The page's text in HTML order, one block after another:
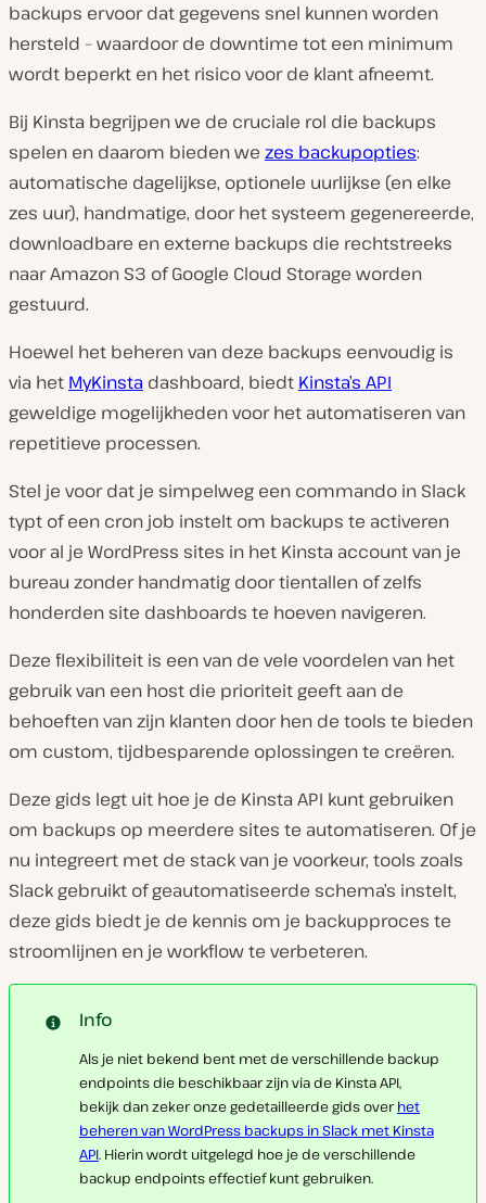
backups ervoor dat gegevens snel kunnen worden
hersteld – waardoor de downtime tot een minimum
wordt beperkt en het risico voor de klant afneemt.
Bij Kinsta begrijpen we de cruciale rol die backups
spelen en daarom bieden we zes backupopties:
automatische dagelijkse, optionele uurlijkse (en elke
zes uur), handmatige, door het systeem gegenereerde,
downloadbare en externe backups die rechtstreeks
naar Amazon S3 of Google Cloud Storage worden
gestuurd.
Hoewel het beheren van deze backups eenvoudig is
via het MyKinsta dashboard, biedt Kinsta’s API
geweldige mogelijkheden voor het automatiseren van
repetitieve processen.
Stel je voor dat je simpelweg een commando in Slack
typt of een cron job instelt om backups te activeren
voor al je WordPress sites in het Kinsta account van je
bureau zonder handmatig door tientallen of zelfs
honderden site dashboards te hoeven navigeren.
Deze flexibiliteit is een van de vele voordelen van het
gebruik van een host die prioriteit geeft aan de
behoeften van zijn klanten door hen de tools te bieden
om custom, tijdbesparende oplossingen te creëren.
Deze gids legt uit hoe je de Kinsta API kunt gebruiken
om backups op meerdere sites te automatiseren. Of je
nu integreert met de stack van je voorkeur, tools zoals
Slack gebruikt of geautomatiseerde schema’s instelt,
deze gids biedt je de kennis om je backupproces te
stroomlijnen en je workflow te verbeteren.
Info
Als je niet bekend bent met de verschillende backup
endpoints die beschikbaar zijn via de Kinsta API,
bekijk dan zeker onze gedetailleerde gids over het
beheren van WordPress backups in Slack met Kinsta
API. Hierin wordt uitgelegd hoe je de verschillende
backup endpoints effectief kunt gebruiken.